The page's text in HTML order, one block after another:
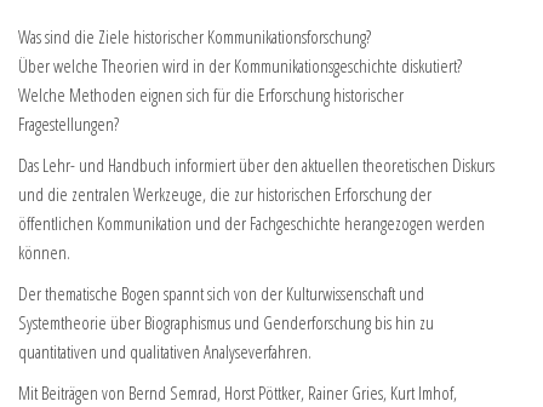
Was sind die Ziele historischer Kommunikationsforschung?
Über welche Theorien wird in der Kommunikationsgeschichte diskutiert?
Welche Methoden eignen sich für die Erforschung historischer
Fragestellungen?
Das Lehr- und Handbuch informiert über den aktuellen theoretischen Diskurs
und die zentralen Werkzeuge, die zur historischen Erforschung der
öffentlichen Kommunikation und der Fachgeschichte herangezogen werden
können.
Der thematische Bogen spannt sich von der Kulturwissenschaft und
Systemtheorie über Biographismus und Genderforschung bis hin zu
quantitativen und qualitativen Analyseverfahren.
Mit Beiträgen von Bernd Semrad, Horst Pöttker, Rainer Gries, Kurt Imhof,